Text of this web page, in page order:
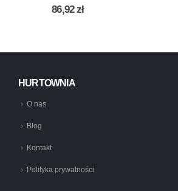
out of 5
86,92zł
HURTOWNIA
O nas
Blog
Kontakt
Polityka prywatności